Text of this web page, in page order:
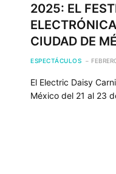
2025: EL
CIUDAD DE
ESPECTÁCULOS
El Electric Daisy
México del 21 al 23